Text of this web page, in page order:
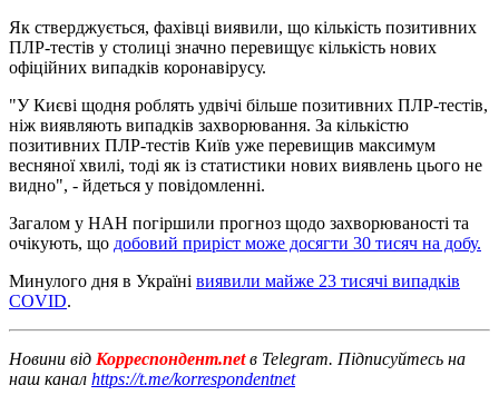
Як стверджується, фахівці виявили, що кількість позитивних
ПЛР-тестів у столиці значно перевищує кількість нових
офіційних випадків коронавірусу.
"У Києві щодня роблять удвічі більше позитивних ПЛР-тестів,
ніж виявляють випадків захворювання. За кількістю
позитивних ПЛР-тестів Київ уже перевищив максимум
весняної хвилі, тоді як із статистики нових виявлень цього не
видно", - йдеться у повідомленні.
Загалом у НАН погіршили прогноз щодо захворюваності та
очікують, що добовий приріст може досягти 30 тисяч на добу.
Минулого дня в Україні виявили майже 23 тисячі випадків
COVID.
Новини від Корреспондент.netв Telegram. Підписуйтесь на
наш канал https://t.me/korrespondentnet